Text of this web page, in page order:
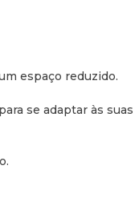
espaço reduzido.
se adaptar às suas